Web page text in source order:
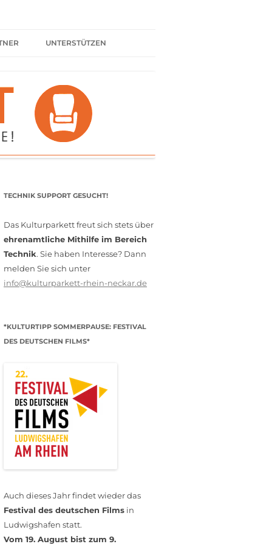
UNTERSTÜTZEN
SPENDEN
FÖRDERMITGLIED WERDEN
MITGLIEDSCHAFT
TECHNIK SUPPORT GESUCHT!
Das Kulturparkett freut sich stets über
ehrenamtliche Mithilfe im Bereich
Technik. Sie haben Interesse? Dann
melden Sie sich unter
info@kulturparkett-rhein-neckar.de
*KULTURTIPP SOMMERPAUSE: FESTIVAL
DES DEUTSCHEN FILMS*
Auch dieses Jahr findet wieder das
Festival des deutschen Films in
Ludwigshafen statt.
Vom 19. August bist zum 9.